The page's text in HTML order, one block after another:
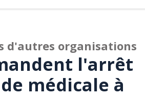
d'autres organisations
l'arrêt
médicale à